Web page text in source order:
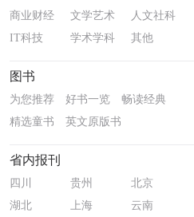
商业财经
文学艺术
人文社科
IT科技
学术学科 其他
图书
为您推荐 好书一览
畅读经典
精选童书
英文原版书
省内报刊
四川 贵州
北京
湖北
上海
云南